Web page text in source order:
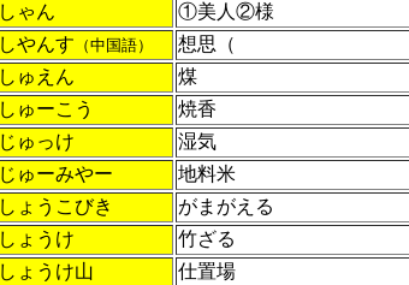
しゃん
①美人②様
しやんす （中国語）
想思（
しゅえん
煤
しゅーこう
焼香
じゅっけ
湿気
じゅーみやー
地料米
しょうこびき
がまがえる
しょうけ
竹ざる
しょうけ山
仕置場